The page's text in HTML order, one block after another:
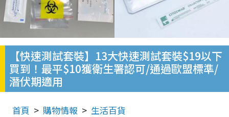
【快速測試套裝】13大快速測試套裝$19以下
買到！最平$10獲衛生署認可/通過歐盟標準/
潛伏期適用
首頁 購物情報 生活百貨